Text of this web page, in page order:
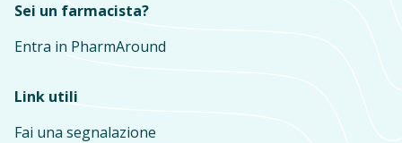
Sei un farmacista?
Entra in PharmAround
Link utili
Fai una segnalazione